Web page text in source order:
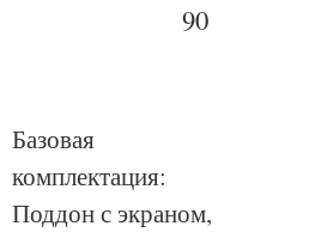
90
Базовая
комплектация:
Поддон с экраном,